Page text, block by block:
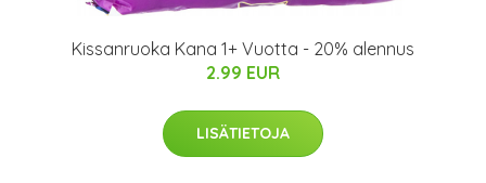
Kissanruoka Kana 1+ Vuotta - 20% alennus
2.99 EUR
LISÄTIETOJA